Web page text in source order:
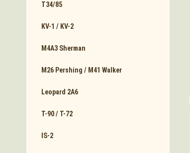
T34/85
KV-1 / KV-2
M4A3 Sherman
M26 Pershing / M41 Walker
Leopard 2A6
T-90 / T-72
IS-2